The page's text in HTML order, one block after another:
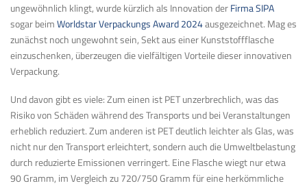
ungewöhnlich klingt, wurde kürzlich als Innovation derFirma SIPA
sogar beimWorldstar Verpackungs Award 2024ausgezeichnet. Mag es
zunächst noch ungewohnt sein, Sekt aus einer Kunststoffflasche
einzuschenken, überzeugen die vielfältigen Vorteile dieser innovativen
Verpackung.
Und davon gibt es viele: Zum einen ist PET unzerbrechlich, was das
Risiko von Schäden während des Transports und bei Veranstaltungen
erheblich reduziert. Zum anderen ist PET deutlich leichter als Glas, was
nicht nur den Transport erleichtert, sondern auch die Umweltbelastung
durch reduzierte Emissionen verringert. Eine Flasche wiegt nur etwa
90 Gramm, im Vergleich zu 720/750 Gramm für eine herkömmliche